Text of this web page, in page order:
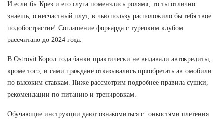
И если бы Крез и его слуга поменялись ролями, то ты отлично
знаешь, о несчастный плут, в чью пользу расположило бы тебя твое
подобострастие! Соглашение форварда с турецким клубом
рассчитано до 2024 года.
В Ostrovit Корол года банки практически не выдавали автокредиты,
кроме того, и сами граждане отказывались приобретать автомобили
по высоким ставкам. Ниже рассмотрим подробнее правила сушки,
рекомендации по питанию и тренировкам.
Обучающие инструкции дают ознакомиться с тонкостями плетения